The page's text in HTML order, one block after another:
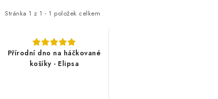
i
r
Stránka 1 z 1 - 1 položek celkem
e
p
Přírodní dno na háčkované
košíky - Elipsa